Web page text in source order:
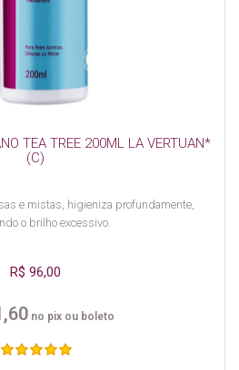
TEA TREE 200ML LA VERTUAN*
(C)
e mistas, higieniza profundamente,
o brilho excessivo.
R$ 96,00
no pix ou boleto